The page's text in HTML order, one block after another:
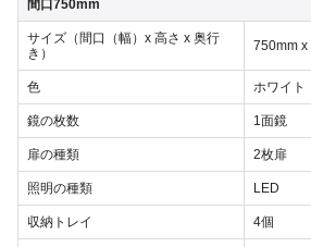
間口750mm
サイズ（間口（幅）x 高さ x 奥行
き）
750mm
色 ホワイト
鏡の枚数 1面鏡
扉の種類 2枚扉
照明の種類 LED
収納トレイ 4個